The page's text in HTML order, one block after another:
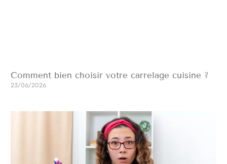
Comment bien choisir votre carrelage cuisine ?
23/06/2026